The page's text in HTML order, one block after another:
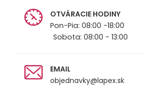
OTVÁRACIE HODINY
Pon-Pia: 08:00 -18:00
Sobota: 08:00 - 13:00
EMAIL
objednavky@lapex.sk